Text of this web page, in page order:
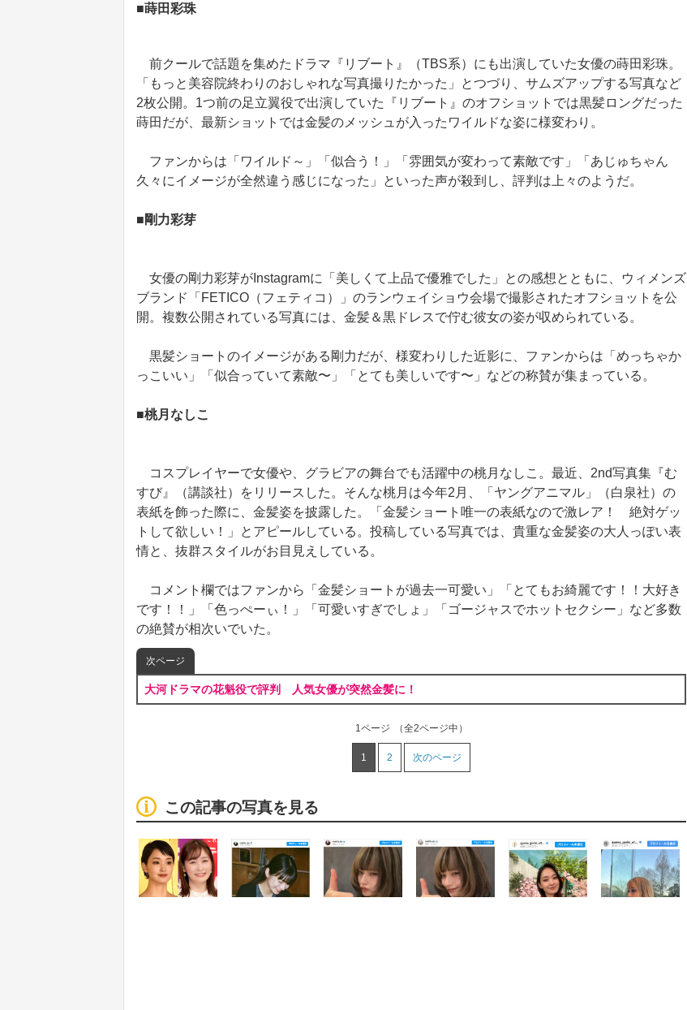
■蒔田彩珠
前クールで話題を集めたドラマ『リブート』（TBS系）にも出演していた女優の蒔田彩珠。
「もっと美容院終わりのおしゃれな写真撮りたかった」とつづり、サムズアップする写真など
2枚公開。1つ前の足立翼役で出演していた『リブート』のオフショットでは黒髪ロングだった
蒔田だが、最新ショットでは金髪のメッシュが入ったワイルドな姿に様変わり。
ファンからは「ワイルド～」「似合う！」「雰囲気が変わって素敵です」「あじゅちゃん
久々にイメージが全然違う感じになった」といった声が殺到し、評判は上々のようだ。
■剛力彩芽
女優の剛力彩芽がInstagramに「美しくて上品で優雅でした」との感想とともに、ウィメンズ
ブランド「FETICO（フェティコ）」のランウェイショウ会場で撮影されたオフショットを公
開。複数公開されている写真には、金髪＆黒ドレスで佇む彼女の姿が収められている。
黒髪ショートのイメージがある剛力だが、様変わりした近影に、ファンからは「めっちゃか
っこいい」「似合っていて素敵〜」「とても美しいです〜」などの称賛が集まっている。
■桃月なしこ
コスプレイヤーで女優や、グラビアの舞台でも活躍中の桃月なしこ。最近、2nd写真集『む
すび』（講談社）をリリースした。そんな桃月は今年2月、「ヤングアニマル」（白泉社）の
表紙を飾った際に、金髪姿を披露した。「金髪ショート唯一の表紙なので激レア！ 絶対ゲッ
トして欲しい！」とアピールしている。投稿している写真では、貴重な金髪姿の大人っぽい表
情と、抜群スタイルがお目見えしている。
コメント欄ではファンから「金髪ショートが過去一可愛い」「とてもお綺麗です！！大好き
です！！」「色っぺーぃ！」「可愛いすぎでしょ」「ゴージャスでホットセクシー」など多数
の絶賛が相次いでいた。
次ページ
大河ドラマの花魁役で評判 人気女優が突然金髪に！
1ページ （全2ページ中）
1 2 次のページ
この記事の写真を見る